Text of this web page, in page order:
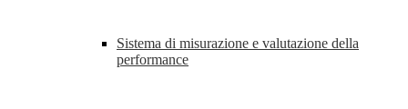
Sistema di misurazione e valutazione della
performance